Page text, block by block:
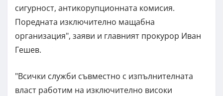
сигурност, антикорупционната комисия.
Поредната изключително мащабна
организация", заяви и главният прокурор Иван
Гешев.
"Всички служби съвместно с изпълнителната
власт работим на изключително високи